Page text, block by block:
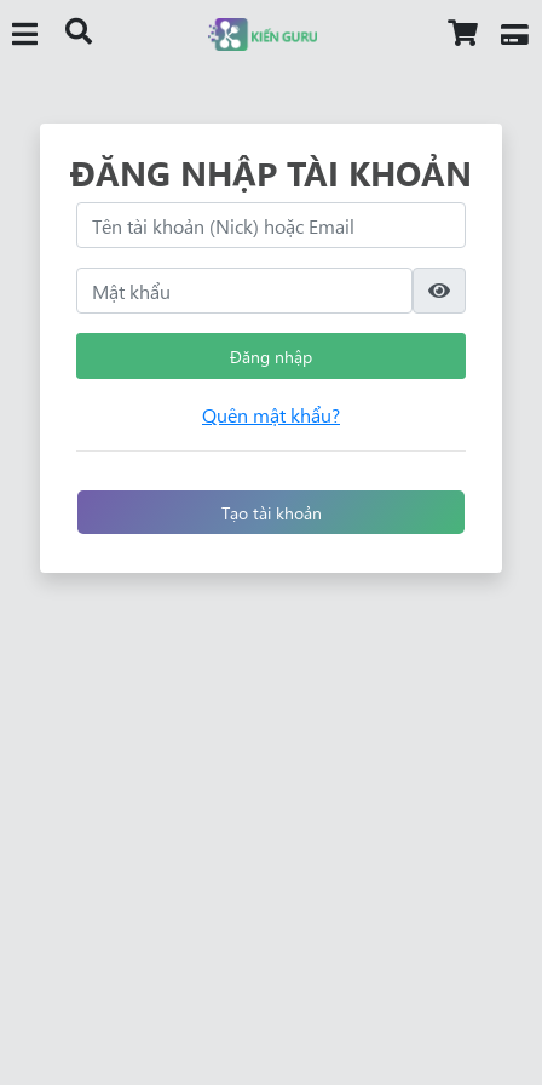
ĐĂNG NHẬP TÀI KHOẢN
Đăng nhập
Quên mật khẩu?
Tạo tài khoản